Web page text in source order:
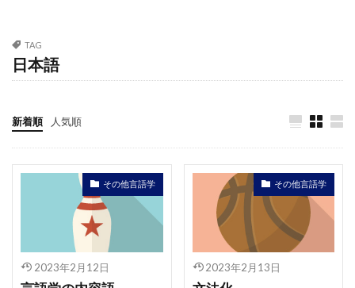
TAG
日本語
新着順 人気順
その他言語学
2023年2月12日
その他言語学
2023年2月13日